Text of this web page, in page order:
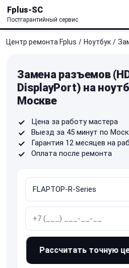
Fplus-SC
Постгарантийный сервис
Центр ремонта Fplus / Ноутбук /
Замена разъемов
DisplayPort) на
Москве
Цена за работу мастера
Выезд за 45 минут по
Гарантия 12 месяцев на
Оплата после ремонта
Рассчитать точную